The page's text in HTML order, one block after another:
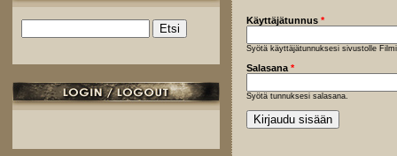
Hakulomake
Käyttäjätunnus *
Syötä käyttäjätunnuksesi sivustolle
Salasana *
Syötä tunnuksesi salasana.